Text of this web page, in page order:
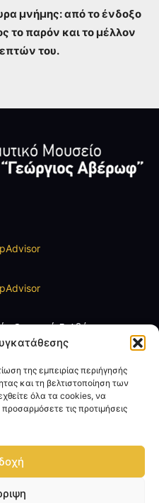
της εμπειρίας περιήγησής
και τη βελτιστοποίηση των
όλα τα cookies, να
τις προτιμήσεις
μνήμης: από το ένδοξο
το παρόν και το μέλλον
του.
Θωρηκτό Γ. Αβέρωφ
09:00 - 14:00
10:00 - 17:00
Δεδομένων
Θωρηκτό Γ. Αβέρωφ - Πλωτό